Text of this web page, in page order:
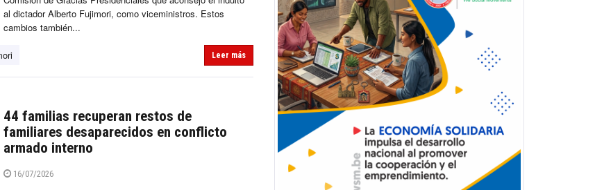
al dictador Alberto Fujimori, como viceministros. Estos
cambios también...
Leer más
44 familias recuperan restos de
familiares desaparecidos en conflicto
armado interno
16/07/2026